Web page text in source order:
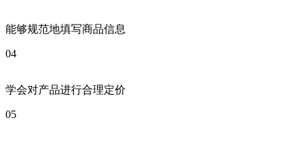
能够规范地填写商品信息
04
学会对产品进行合理定价
05